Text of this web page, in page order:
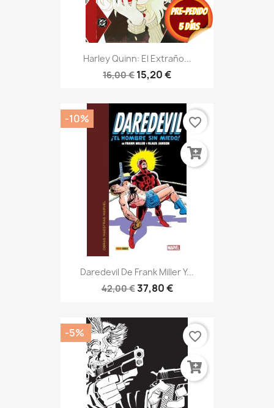
Harley Quinn: El Extraño...
16,00 € 15,20 €
Daredevil De Frank Miller Y...
42,00 €37,80 €
-10% favorite_border
-5% favorite_border